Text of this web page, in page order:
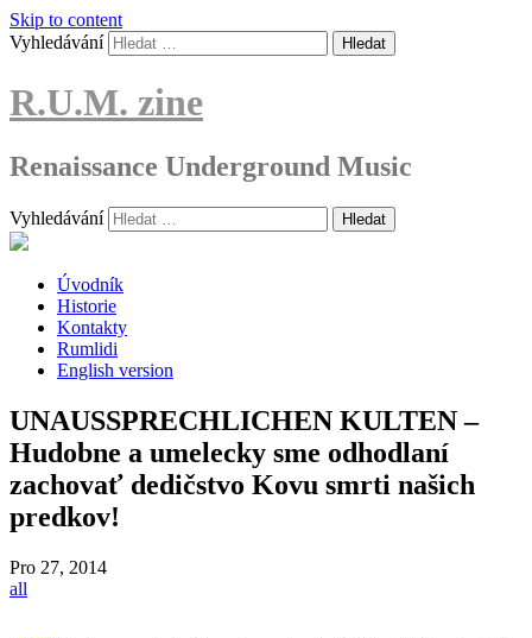
Skip to content
Vyhledávání
R.U.M. zine
Renaissance Underground Music
Vyhledávání
Úvodník
Historie
Kontakty
Rumlidi
English version
UNAUSSPRECHLICHEN KULTEN –
Hudobne a umelecky sme odhodlaní
zachovať dedičstvo Kovu smrti našich
predkov!
Pro 27, 2014
all